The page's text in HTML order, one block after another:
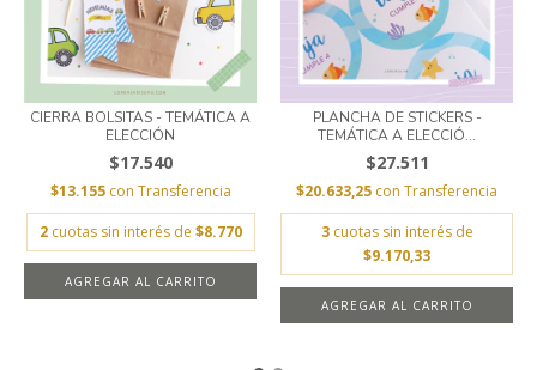
CIERRA BOLSITAS - TEMÁTICA A
ELECCIÓN
$17.540
$13.155 con Transferencia
2 cuotas sin interés de $8.770
AGREGAR AL CARRITO
PLANCHA DE STICKERS -
TEMÁTICA A ELECCIÓ...
$27.511
$20.633,25 con Transferencia
3 cuotas sin interés de
$9.170,33